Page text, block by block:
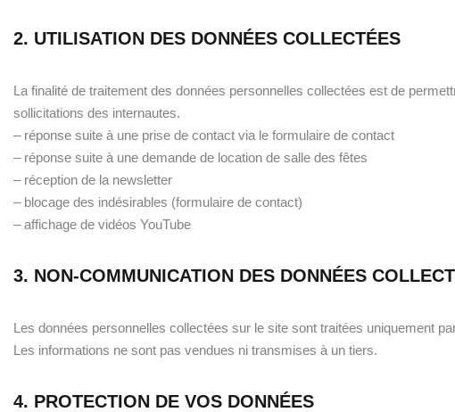
2. UTILISATION DES DONNÉES COLLECTÉES
La finalité de traitement des données personnelles collectées est de
sollicitations des internautes.
– réponse suite à une prise de contact via le formulaire de contact
– réponse suite à une demande de location de salle des fêtes
– réception de la newsletter
– blocage des indésirables (formulaire de contact)
– affichage de vidéos YouTube
3. NON-COMMUNICATION DES DONNÉES
Les données personnelles collectées sur le site sont traitées uniquement
Les informations ne sont pas vendues ni transmises à un tiers.
4. PROTECTION DE VOS DONNÉES